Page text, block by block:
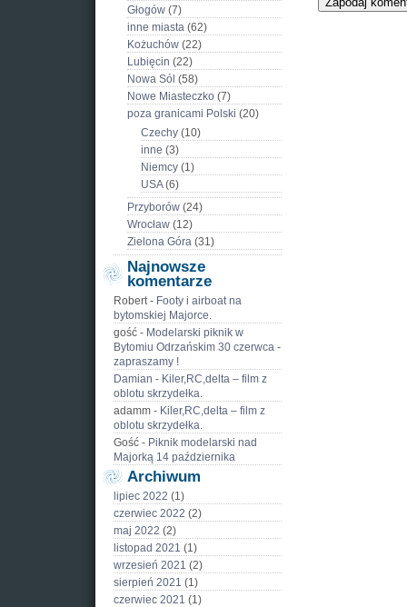
Głogów (7)
inne miasta (62)
Kożuchów (22)
Lubięcin (22)
Nowa Sól (58)
Nowe Miasteczko (7)
poza granicami Polski (20)
Czechy (10)
inne (3)
Niemcy (1)
USA(6)
Przyborów (24)
Wrocław (12)
Zielona Góra (31)
Najnowsze
komentarze
Robert- Footy i airboat na
bytomskiej Majorce.
gość - Modelarski piknik w
Bytomiu Odrzańskim 30 czerwca -
zapraszamy !
Damian - Kiler,RC,delta – film z
oblotu skrzydełka.
adamm - Kiler,RC,delta – film z
oblotu skrzydełka.
Gość - Piknik modelarski nad
Majorką 14 października
Archiwum
lipiec 2022 (1)
czerwiec 2022 (2)
maj 2022 (2)
listopad 2021 (1)
wrzesień 2021 (2)
sierpień 2021 (1)
czerwiec 2021 (1)